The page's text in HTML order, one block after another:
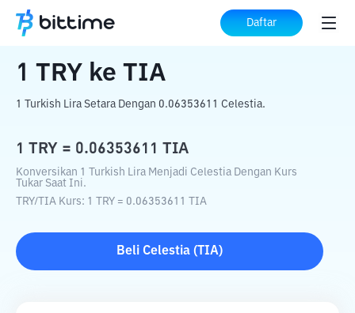
Daftar
Beranda Konverter Kripto ke TIA
1 TRY ke TIA
1 Turkish Lira Setara Dengan 0.06353611 Celestia.
1 TRY = 0.06353611 TIA
Konversikan 1 Turkish Lira Menjadi Celestia Dengan Kurs
Tukar Saat Ini.
TRY/ TIA Kurs: 1 TRY = 0.06353611 TIA
Beli Celestia ( TIA)